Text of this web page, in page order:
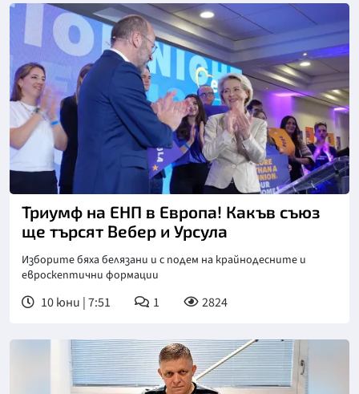
Триумф на ЕНП в Европа! Какъв съюз
ще търсят Вебер и Урсула
Изборите бяха белязани и с подем на крайнодесните и
евроскептични формации
10 юни | 7:51 1 2824